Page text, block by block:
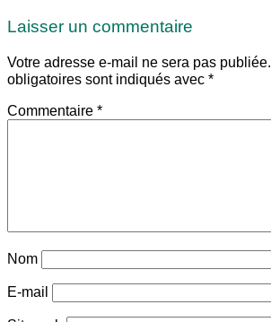
Laisser un commentaire
Votre adresse e-mail ne sera pas publiée.
obligatoires sont indiqués avec *
Commentaire *
Nom
E-mail